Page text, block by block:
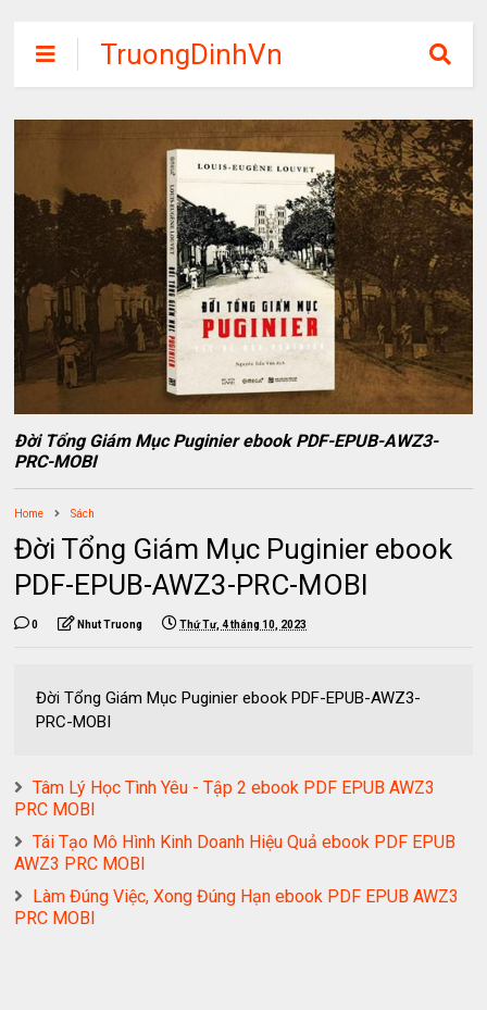
TruongDinhVn
Chia sẽ ebook,
các khóa học,
phần mềm học
tập miễn phí
Đời Tổng Giám Mục Puginier ebook PDF-EPUB-AWZ3-
PRC-MOBI
Home Sách
Đời Tổng Giám Mục Puginier ebook
PDF-EPUB-AWZ3-PRC-MOBI
0 Nhut Truong Thứ Tư, 4 tháng 10, 2023
Đời Tổng Giám Mục Puginier ebook PDF-EPUB-AWZ3-
PRC-MOBI
Tâm Lý Học Tình Yêu - Tập 2 ebook PDF EPUB AWZ3
PRC MOBI
Tái Tạo Mô Hình Kinh Doanh Hiệu Quả ebook PDF EPUB
AWZ3 PRC MOBI
Làm Đúng Việc, Xong Đúng Hạn ebook PDF EPUB AWZ3
PRC MOBI